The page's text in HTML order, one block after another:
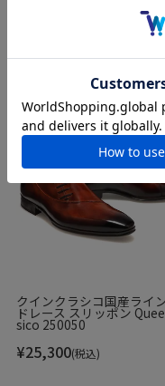
4327icm
▼色
▼特徴
軽量で履きやすく、長
方も多く、20年以上作
です。
▼サイズ
クインクラシコ国産ライ
ドレース スリッポン
sico 250050
¥25,300(税込)